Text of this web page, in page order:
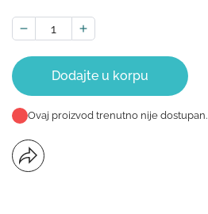
Dodajte u korpu
Ovaj proizvod trenutno nije dostupan.